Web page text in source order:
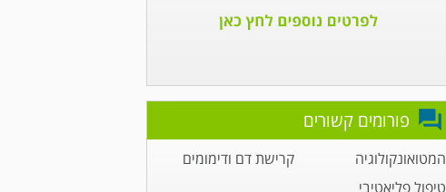
פורומים קשורים
המטואונקולוגיה
קרישת דם ודימומים
טיפול פליאטיבי